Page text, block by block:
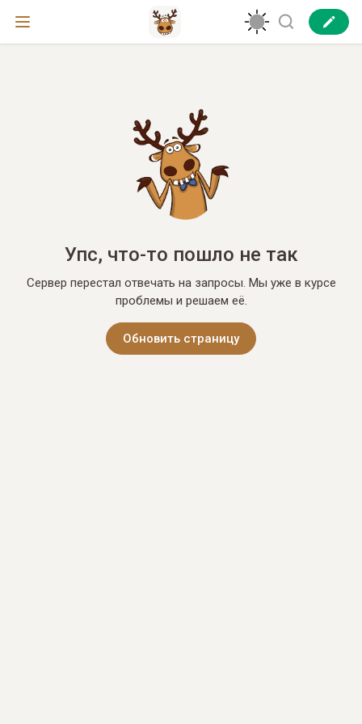
Упс, что-то пошло не так
Сервер перестал отвечать на запросы. Мы уже в курсе
проблемы и решаем её.
Обновить страницу